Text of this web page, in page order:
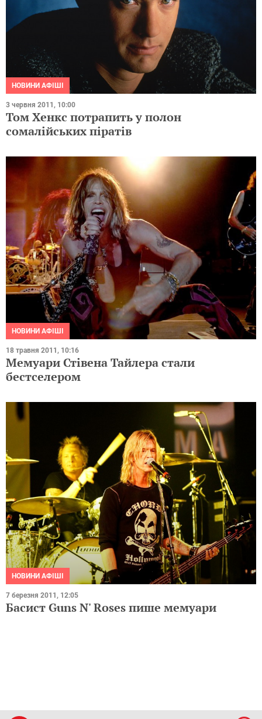
НОВИНИ АФІШІ
3 червня 2011, 10:00
Том Хенкс потрапить у полон
сомалійських піратів
НОВИНИ АФІШІ
18 травня 2011, 10:16
Мемуари Стівена Тайлера стали
бестселером
НОВИНИ АФІШІ
7 березня 2011, 12:05
Басист Guns N' Roses пише мемуари